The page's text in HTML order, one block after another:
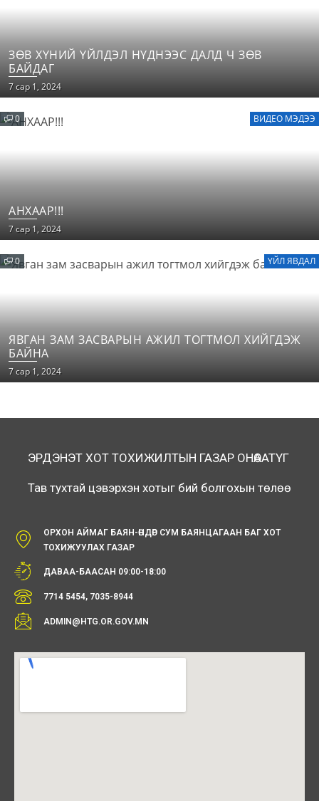
ЗӨВ ХҮНИЙ ҮЙЛДЭЛ НҮДНЭЭС ДАЛД Ч ЗӨВ
БАЙДАГ
7 сар 1, 2024
0 ВИДЕО МЭДЭЭ
АНХААР!!!
7 сар 1, 2024
0 ҮЙЛ ЯВДАЛ
ЯВГАН ЗАМ ЗАСВАРЫН АЖИЛ ТОГТМОЛ ХИЙГДЭЖ
БАЙНА
7 сар 1, 2024
ЭРДЭНЭТ ХОТ ТОХИЖИЛТЫН ГАЗАР ОНӨААТҮГ
Тав тухтай цэвэрхэн хотыг бий болгохын төлөө
ОРХОН АЙМАГ БАЯН-ӨНДӨР СУМ БАЯНЦАГААН БАГ ХОТ
ТОХИЖУУЛАХ ГАЗАР
ДАВАА-БААСАН 09:00-18:00
7714 5454, 7035-8944
ADMIN@HTG.OR.GOV.MN